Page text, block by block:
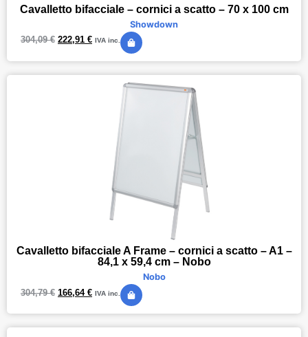
Cavalletto bifacciale – cornici a scatto – 70 x 100 cm
Showdown
304,09€ 222,91 € IVA inc.
Cavalletto bifacciale A Frame – cornici a scatto – A1 –
84,1 x 59,4 cm – Nobo
Nobo
304,79€ 166,64 € IVA inc.